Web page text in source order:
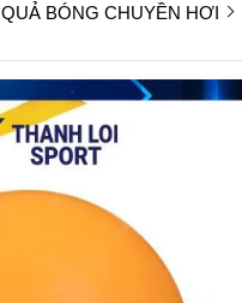
QUẢ BÓNG CHUYỀN HƠI